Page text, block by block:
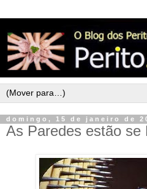
domingo, 15 de janeiro de
As Paredes estão se